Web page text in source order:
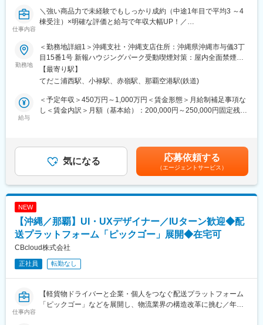
仕事内容
＼強い商品力で未経験でもしっかり成約（中途1年目で平均3 ～4
棟受注）×明確な評価と給与で年収大幅UP！／
勤なし！飛び込みテレアポ無し！来年度から年休120日予定！】
＼飛び込みテレアポ無し！／
◎『固定給＋インセンティブ＋報奨金』で入社後2年で年収1000
万円超も可能！明確な評価制度で役職と年収を早期にUP！
（年収例）
◆年収例1040万円／34歳／経験3年／課長職
い年収をお渡しすることが可能です。
◎成長率の高さという安定性＆自由設計の住宅を適正価格で提供
◎出張や原則転勤無し！残業月35h程／来年度から年間休日120日
予定で仕事とプライベートのメリハリをつけられます！
2000億円突破の成長率！
注文住宅アドバイザーをお任せします。住まいづくりを検討する
お客様のニーズを伺い、ご希望に沿った住宅をゼロから企画・提
勤務地
＜勤務地詳細1＞沖縄支社・沖縄支店住所：沖縄県沖縄市与儀3丁
目15番1号 新報ハウジングパーク受動喫煙対策：屋内全面禁煙＜
勤務地詳細2＞沖縄支社住所：沖縄県那覇市安次嶺1番10 受動喫煙
対策：敷地内全面禁煙変更の範囲：会社の定める事業所
【最寄り駅】
てだこ浦西駅、小禄駅、赤嶺駅、那覇空港駅(鉄道)
給与
＜予定年収＞450万円～1,000万円＜賃金形態＞月給制補足事項な
し＜賃金内訳＞月額（基本給）：200,000円～250,000円固定残業
給与補足＞■賞与：年2回（3月、9月／個人の実績に伴います）■
年収は前職の実績・ご経験・ご年収などで変動します■モデル年
収：◆年収例1040万円／34歳／経験3年／課長職◆年収例1500万
円／40歳／経験7年／営業所長職賃金はあくまでも目安の金額で
あり、選考を通じて上下する可能性があります。月給(月額)は固定
気になる 応募依頼する
（エージェントサービス）
NEW
【沖縄／那覇】UI・UXデザイナー／IUターン歓迎◆配
送プラットフォーム「ピックゴー」展開◆在宅可
CBcloud株式会社
正社員 転勤なし
仕事内容
【軽貨物ドライバーと企業・個人をつなぐ配送プラットフォーム
「ピックゴー」などを展開し、物流業界の構造改革に挑む／年休